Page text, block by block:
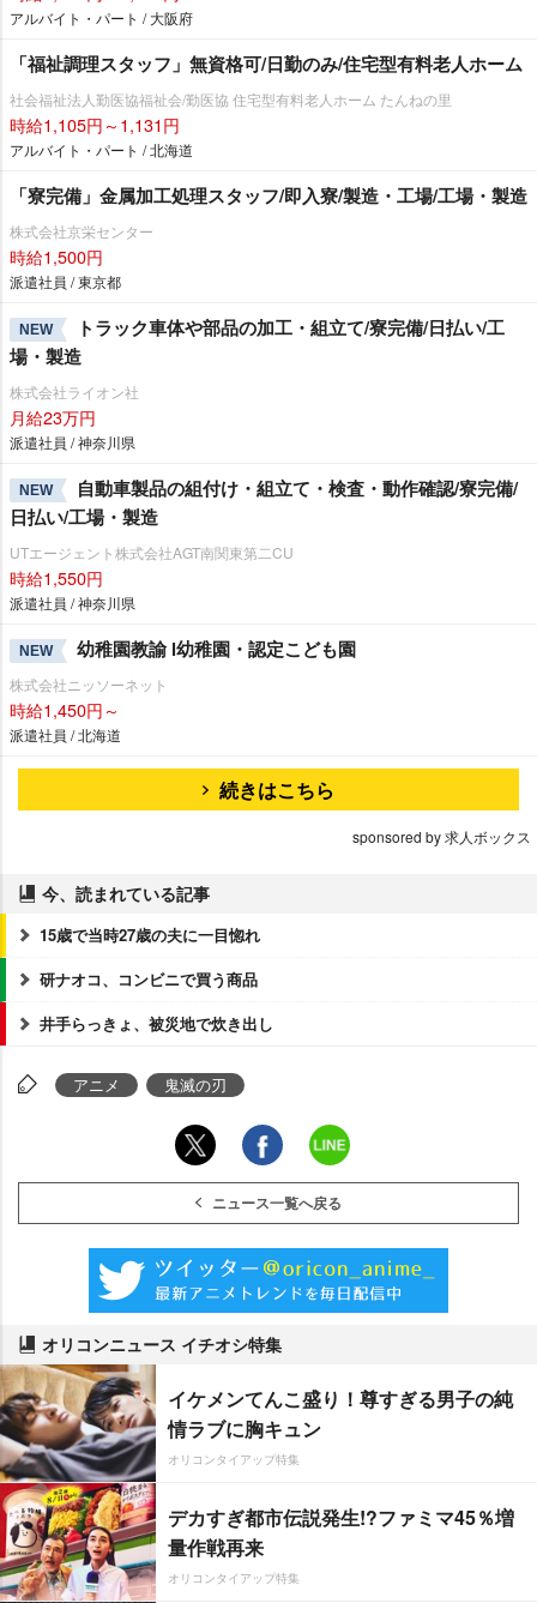
アルバイト・パート / 大阪府
「福祉調理スタッフ」無資格可/日勤のみ/住宅型有料老人ホーム
社会福祉法人勤医協福祉会/勤医協 住宅型有料老人ホーム たんねの里
時給1,105円～1,131円
アルバイト・パート / 北海道
「寮完備」金属加工処理スタッフ/即入寮/製造・工場/工場・製造
株式会社京栄センター
時給1,500円
派遣社員 / 東京都
NEW
トラック車体や部品の加工・組立て/寮完備/日払い/工
場・製造
株式会社ライオン社
月給23万円
派遣社員 / 神奈川県
NEW
自動車製品の組付け・組立て・検査・動作確認/寮完備/
日払い/工場・製造
UTエージェント株式会社AGT南関東第二CU
時給1,550円
派遣社員 / 神奈川県
NEW 幼稚園教諭 l幼稚園・認定こども園
株式会社ニッソーネット
時給1,450円～
派遣社員 / 北海道
続きはこちら
sponsored by 求人ボックス
今、読まれている記事
15歳で当時27歳の夫に一目惚れ
研ナオコ、コンビニで買う商品
井手らっきょ、被災地で炊き出し
アニメ 鬼滅の刃
ニュース一覧へ戻る
オリコンニュース イチオシ特集
イケメンてんこ盛り！尊すぎる男子の純
情ラブに胸キュン
オリコンタイアップ特集
デカすぎ都市伝説発生!?ファミマ45％増
量作戦再来
オリコンタイアップ特集